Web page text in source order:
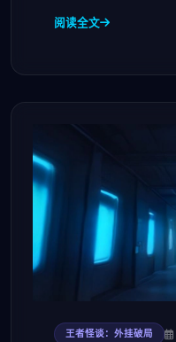
阅读全文
王者怪谈：外挂破局